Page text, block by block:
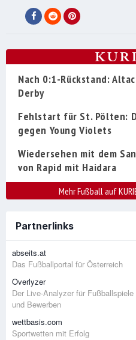
Nach 0:1-Rückstand:
Derby
Fehlstart für St. Pölten:
gegen Young Violets
Wiedersehen mit dem
von Rapid mit Haidara
Mehr Fußball auf
Partnerlinks
abseits.at
Das Fußballportal für Österreich
Overlyzer
Der Live-Analyzer für
und Bewerben
wettbasis.com
Sportwetten mit Erfolg